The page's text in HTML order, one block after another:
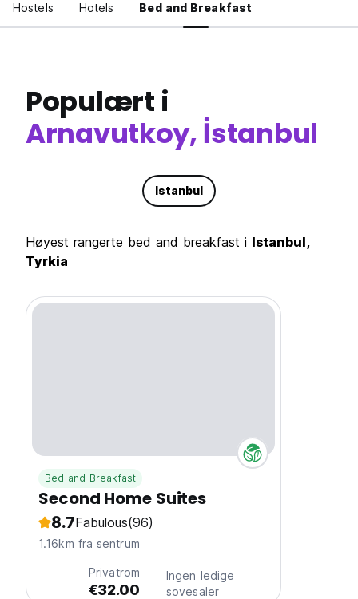
Hostels Hotels Bed and Breakfast
Populært i
Arnavutkoy, İstanbul
Istanbul
Høyest rangerte bed and breakfast i Istanbul,
Tyrkia
Bed and Breakfast
Second Home Suites
8.7Fabulous(96)
1.16km fra sentrum
Privatrom
€32.00
Ingen ledige
sovesaler